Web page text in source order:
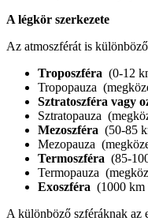
A légkör szerkezete
Az atmoszférát is
Troposzféra (0-12
Tropopauza
Sztratoszféra vagy
Sztratopauza
Mezoszféra (50-85
Mezopauza
Termoszféra (85-
Termopauza
Exoszféra (1000 km
A különböző szféráknak az